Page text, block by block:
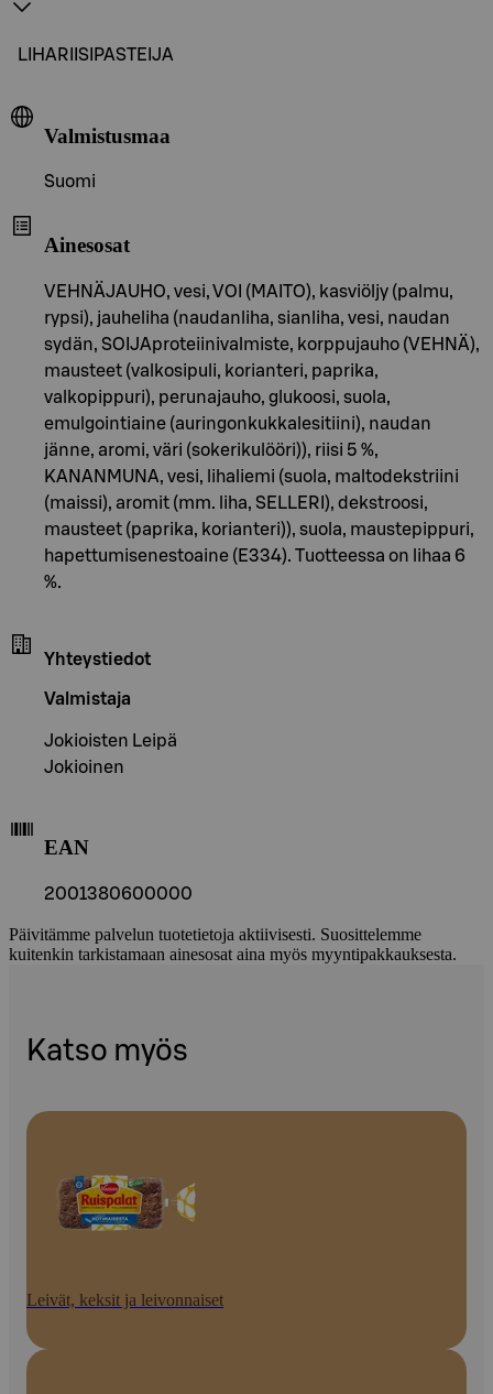
LIHARIISIPASTEIJA
Valmistusmaa
Suomi
Ainesosat
VEHNÄJAUHO, vesi, VOI (MAITO), kasviöljy (palmu,
rypsi), jauheliha (naudanliha, sianliha, vesi, naudan
sydän, SOIJAproteiinivalmiste, korppujauho (VEHNÄ),
mausteet (valkosipuli, korianteri, paprika,
valkopippuri), perunajauho, glukoosi, suola,
emulgointiaine (auringonkukkalesitiini), naudan
jänne, aromi, väri (sokerikulööri)), riisi 5 %,
KANANMUNA, vesi, lihaliemi (suola, maltodekstriini
(maissi), aromit (mm. liha, SELLERI), dekstroosi,
mausteet (paprika, korianteri)), suola, maustepippuri,
hapettumisenestoaine (E334). Tuotteessa on lihaa 6
%.
Yhteystiedot
Valmistaja
Jokioisten Leipä
Jokioinen
EAN
2001380600000
Päivitämme palvelun tuotetietoja aktiivisesti. Suosittelemme
kuitenkin tarkistamaan ainesosat aina myös myyntipakkauksesta.
Katso myös
Leivät, keksit ja leivonnaiset